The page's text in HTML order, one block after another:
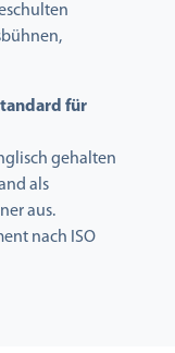
für
gehalten
als
aus.
nach ISO